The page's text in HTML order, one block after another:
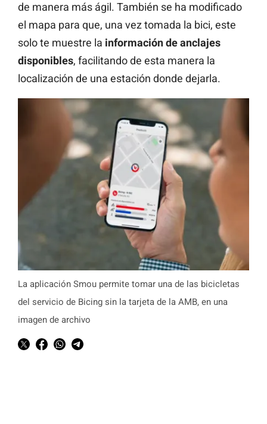
de manera más ágil. También se ha modificado
el mapa para que, una vez tomada la bici, este
solo te muestre la información de anclajes
disponibles, facilitando de esta manera la
localización de una estación donde dejarla.
La aplicación Smou permite tomar una de las bicicletas
del servicio de Bicing sin la tarjeta de la AMB, en una
imagen de archivo